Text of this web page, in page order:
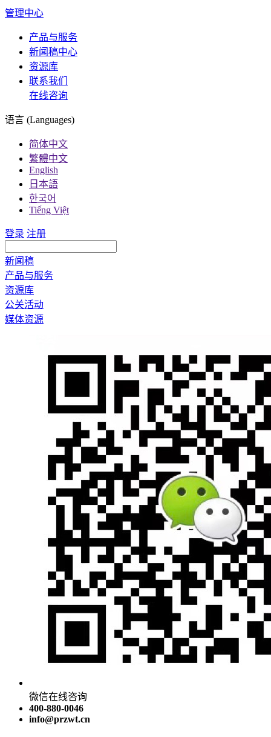
管理中心
产品与服务
新闻稿中心
资源库
联系我们
在线咨询
语言 (Languages)
简体中文
繁體中文
English
日本語
한국어
Tiếng Việt
登录 注册
新闻稿
产品与服务
资源库
公关活动
媒体资源
微信在线咨询
400-880-0046
info@przwt.cn